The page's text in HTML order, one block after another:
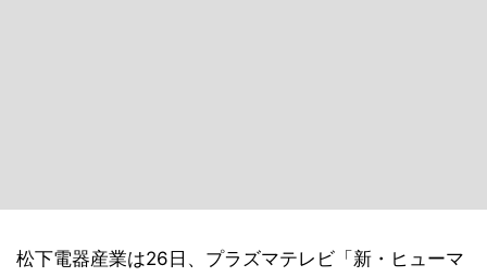
松下電器産業は26日、プラズマテレビ「新・ヒューマ